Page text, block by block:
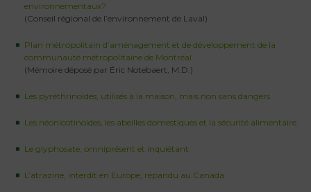
environnementaux?
(Conseil régional de l’environnement de Laval)
Plan métropolitain d’aménagement et de développement de la
communauté métropolitaine de Montréal
(Mémoire déposé par Éric Notebaert, M.D.)
Les pyréthrinoïdes, utilisés à la maison, mais non sans dangers
Les néonicotinoïdes, les abeilles domestiques et la sécurité alimentaire
Le glyphosate, omniprésent et inquiétant
L’atrazine, interdit en Europe, répandu au Canada